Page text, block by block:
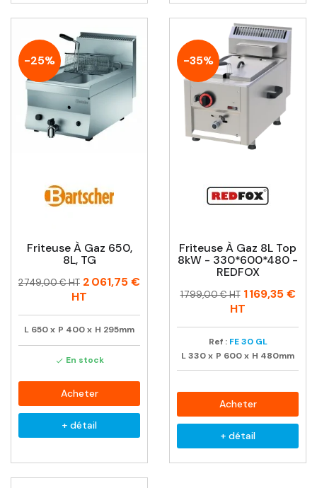
-25%
Friteuse À Gaz 650,
8L, TG
Prix
Prix
2 749,00 € HT 2 061,75 €
HT
L 650x P 400x H 295mm
 En stock
Acheter
+ détail
-35%
Friteuse À Gaz 8L Top
8kW - 330*600*480 -
REDFOX
Prix
Prix
1 799,00 € HT 1 169,35 €
HT
Ref : FE 30 GL
L330x P 600x H 480mm
Acheter
+ détail